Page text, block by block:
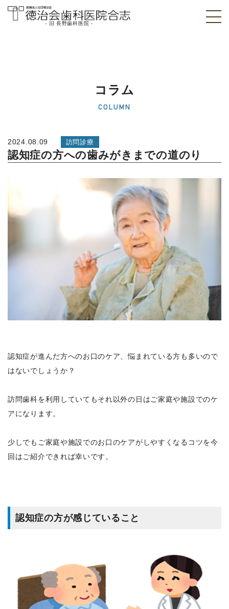
医院]｜熊本県合志
- 旧 長野歯科医院 -
コラム
COLUMN
2024.08.09 訪問診療
認知症の方への歯みがきまでの道のり
認知症が進んだ方へのお口のケア、悩まれている方も多いので
はないでしょうか？
訪問歯科を利用していてもそれ以外の日はご家庭や施設でのケ
アになります。
少しでもご家庭や施設でのお口のケアがしやすくなるコツを今
回はご紹介できれば幸いです。
認知症の方が感じていること